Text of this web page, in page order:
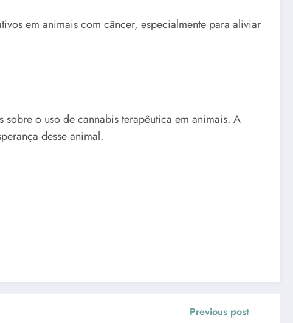
em animais com câncer, especialmente para aliviar
o uso de cannabis terapêutica em animais. A
desse animal.
Previous post